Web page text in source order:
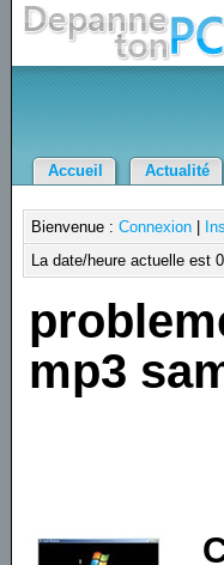
Accueil Actualité
Bienvenue :Connexion
La date/heure actuelle est
mp3